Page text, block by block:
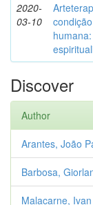
2020-
03-10
Discover
Author
Arantes, João
Barbosa,
Malacarne,